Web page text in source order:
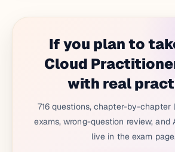
If you plan to
Cloud
with real
716 questions, chapter-by-chapter
exams, wrong-question review, and
live in the exam